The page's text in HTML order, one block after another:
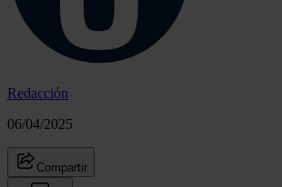
Redacción
06/04/2025
Compartir